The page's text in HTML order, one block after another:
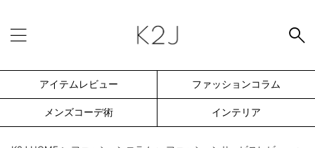
アイテムレビュー ファッションコラム
メンズコーデ術 インテリア